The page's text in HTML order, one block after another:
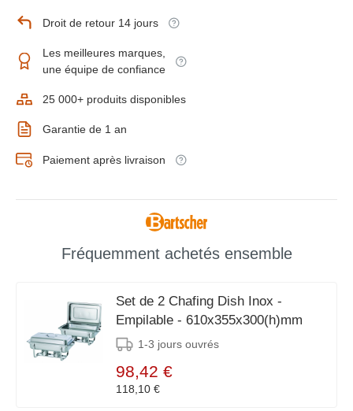
Droit de retour 14 jours
Les meilleures marques,
une équipe de confiance
25 000+ produits disponibles
Garantie de 1 an
Paiement après livraison
Fréquemment achetés ensemble
Set de 2 Chafing Dish Inox -
Empilable - 610x355x300(h)mm
1-3 jours ouvrés
98,42 €
118,10 €